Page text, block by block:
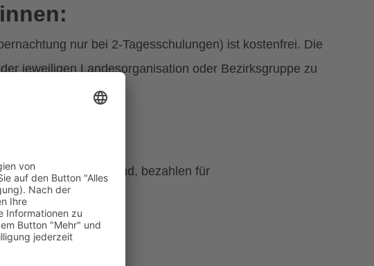
nur bei 2-Tagesschulungen) ist kostenfrei. Die
jeweiligen Landesorganisation oder Bezirksgruppe zu
oder Mitglied sind, bezahlen für
und Übernachtung)